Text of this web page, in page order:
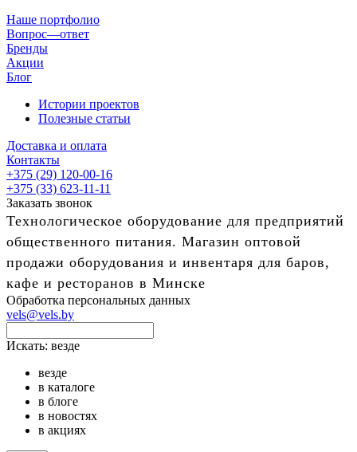
Наше портфолио
Вопрос—ответ
Бренды
Акции
Блог
Истории проектов
Полезные статьи
Доставка и оплата
Контакты
+375 (29) 120-00-16
+375 (33) 623-11-11
Заказать звонок
Технологическое оборудование для предприятий
общественного питания. Магазин оптовой
продажи оборудования и инвентаря для баров,
кафе и ресторанов в Минске
Обработка персональных данных
vels@vels.by
Искать: везде
везде
в каталоге
в блоге
в новостях
в акциях